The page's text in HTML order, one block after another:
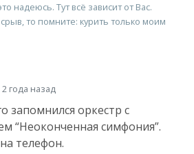
надеюсь. Тут всё зависит от Вас.
срыв, то помните: курить только моим
года назад
запомнился оркестр с
“Неоконченная симфония”.
телефон.